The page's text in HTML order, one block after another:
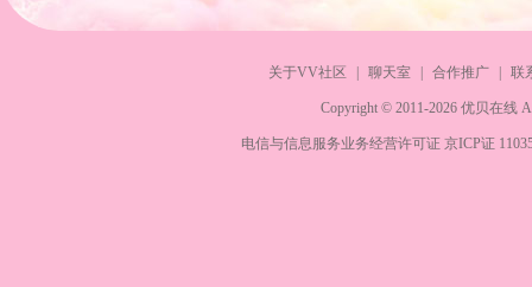
关于VV社区 聊天室 合作推广 联
Copyright © 2011-2026 优贝在线
电信与信息服务业务经营许可证 京ICP证